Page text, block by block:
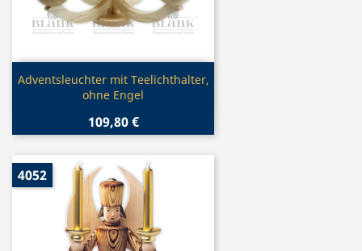
Vorschau
Adventsleuchter mit Teelichthalter,
ohne Engel
109,80 €
4052